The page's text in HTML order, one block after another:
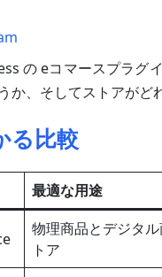
の eコマースプラグ
か、そしてストアがど
る比較
最適な用途
物理商品とデジタ
トア